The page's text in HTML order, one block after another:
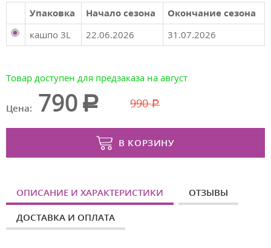
Упаковка Начало сезона
Окончание сезона
кашпо 3L
22.06.2026 31.07.2026
Товар доступен для предзаказа на август
Цена: 790 990
В КОРЗИНУ
ОПИСАНИЕ И ХАРАКТЕРИСТИКИ ОТЗЫВЫ
ДОСТАВКА И ОПЛАТА